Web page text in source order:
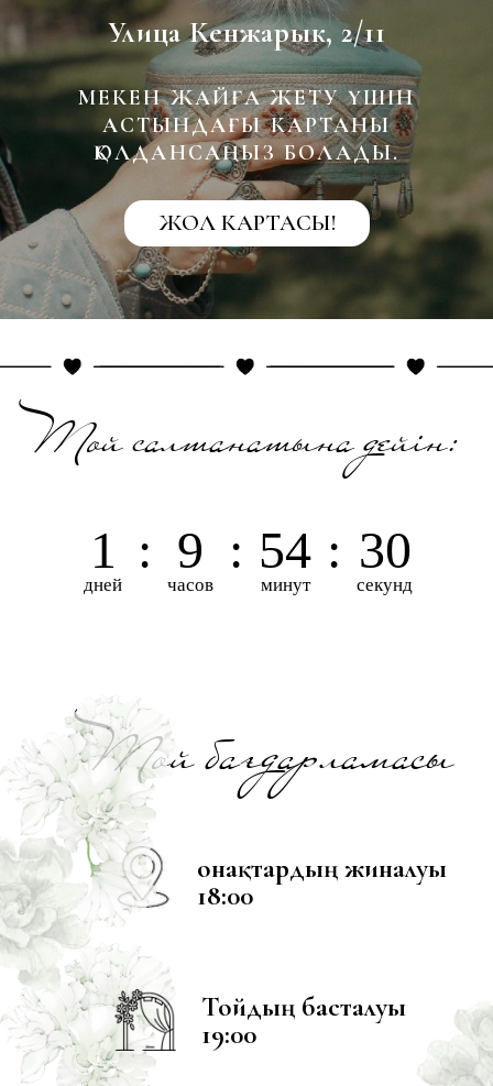
Қуанышымызға ортақ
болыңыздар!!!
Аты-жөніңіз
Осы жерге жазыңыз
Тойға келесіз бе?
Иә,келемін
Жұбыммен келемін
Тіркелу
Анкета
🤍 shakyru_quptar 🤍
ШАҚЫРУҒА ТАПСЫРЫС БЕРУ ҮШІН:
@shakyru_quptar
Тойдың басталуы
19:00